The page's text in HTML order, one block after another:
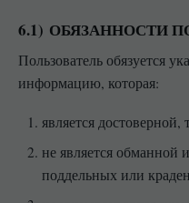
6.1) ОБЯЗАННОСТИ
Пользователь обязуется
информацию, которая:
является
не является обманной
поддельных или